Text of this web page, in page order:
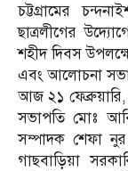
চট্টগ্রামের
ছাত্রলীগের
শহীদ দিবস
এবং আলোচনা সভা
আজ ২১ ফেব্রুয়ারি,
সভাপতি মোঃ
সম্পাদক শেফা
গাছবাড়িয়া